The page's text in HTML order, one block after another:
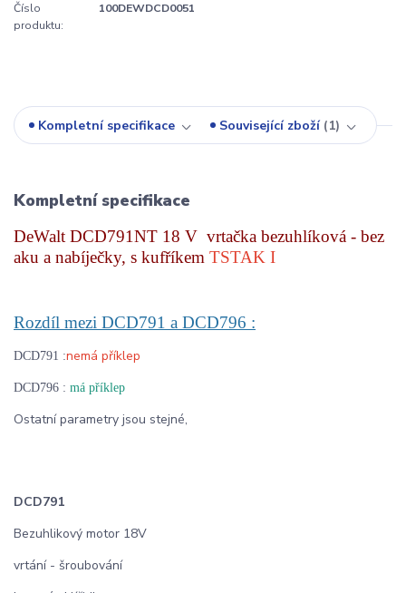
Číslo
produktu:
100DEWDCD0051
Kompletní specifikace Související zboží 1
Kompletní specifikace
DeWalt DCD791NT 18 V vrtačka bezuhlíková - bez
aku a nabíječky, s kufříkem TSTAK I
Rozdíl mezi DCD791 a DCD796 :
DCD791 :nemá příklep
DCD796 : má příklep
Ostatní parametry jsou stejné,
DCD791
Bezuhlikový motor 18V
vrtání - šroubování